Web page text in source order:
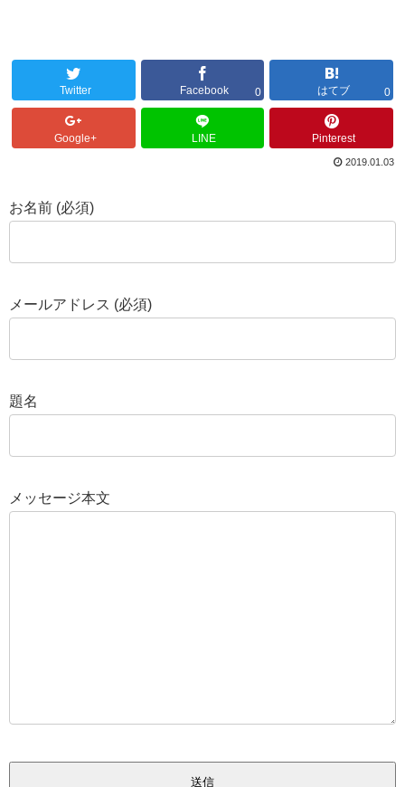
Twitter Facebook 0 はてブ 0
Google+ LINE Pinterest
2019.01.03
お名前 (必須)
メールアドレス (必須)
題名
メッセージ本文